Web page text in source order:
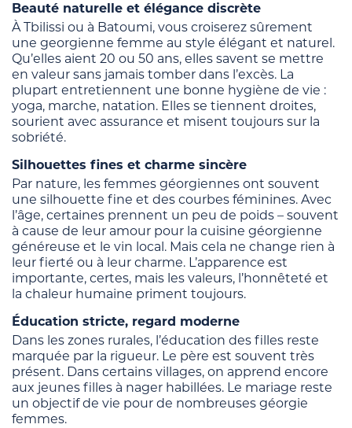
Beauté naturelle et élégance discrète
À Tbilissi ou à Batoumi, vous croiserez sûrement
une georgienne femme au style élégant et naturel.
Qu’elles aient 20 ou 50 ans, elles savent se mettre
en valeur sans jamais tomber dans l’excès. La
plupart entretiennent une bonne hygiène de vie :
yoga, marche, natation. Elles se tiennent droites,
sourient avec assurance et misent toujours sur la
sobriété.
Silhouettes fines et charme sincère
Par nature, les femmes géorgiennes ont souvent
une silhouette fine et des courbes féminines. Avec
l’âge, certaines prennent un peu de poids – souvent
à cause de leur amour pour la cuisine géorgienne
généreuse et le vin local. Mais cela ne change rien à
leur fierté ou à leur charme. L’apparence est
importante, certes, mais les valeurs, l’honnêteté et
la chaleur humaine priment toujours.
Éducation stricte, regard moderne
Dans les zones rurales, l’éducation des filles reste
marquée par la rigueur. Le père est souvent très
présent. Dans certains villages, on apprend encore
aux jeunes filles à nager habillées. Le mariage reste
un objectif de vie pour de nombreuses géorgie
femmes.